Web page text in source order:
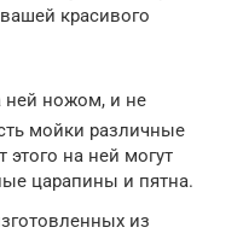
красивого
ней ножом, и не
мойки различные
на ней могут
царапины и пятна.
из